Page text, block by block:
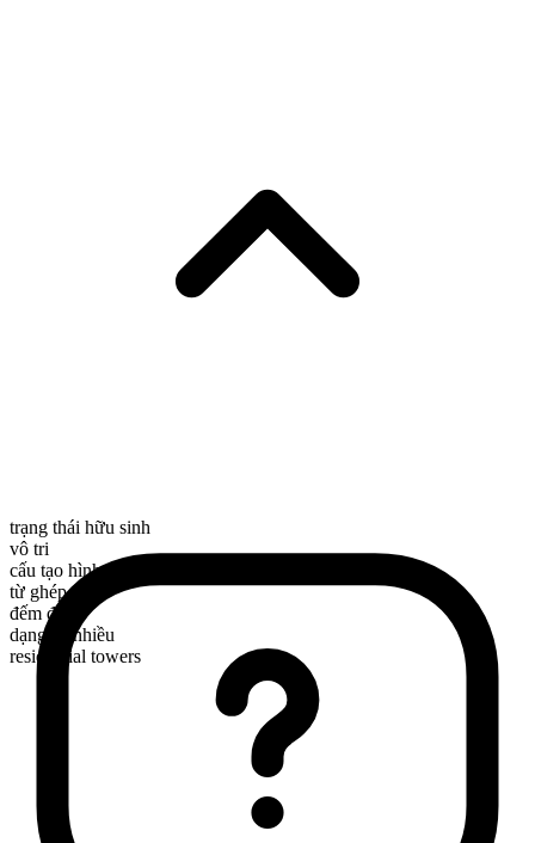
trạng thái hữu sinh
vô tri
cấu tạo hình thái
từ ghép
đếm được
dạng số nhiều
residential towers